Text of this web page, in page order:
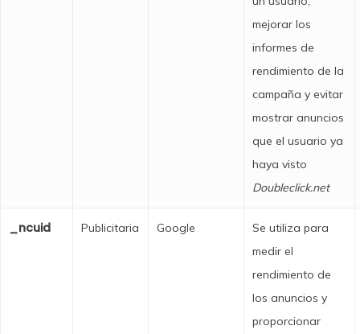
mejorar los
informes de
rendimiento de la
campaña y evitar
mostrar anuncios
que el usuario ya
haya visto
Doubleclick.net
_ncuid Publicitaria Google
Se utiliza para
medir el
rendimiento de
los anuncios y
proporcionar